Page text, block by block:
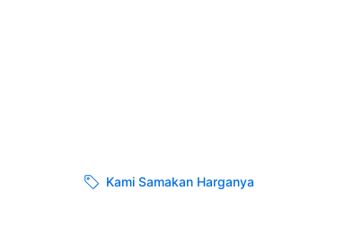
Kami Samakan Harganya